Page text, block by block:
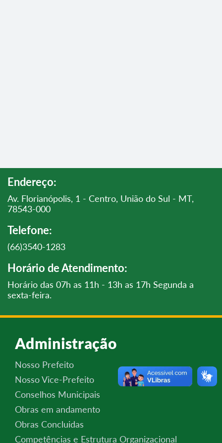
Endereço:
Av. Florianópolis, 1 - Centro, União do Sul - MT,
78543-000
Telefone:
(66)3540-1283
Horário de Atendimento:
Horário das 07h as 11h - 13h as 17h Segunda a
sexta-feira.
Administração
Nosso Prefeito
Nosso Vice-Prefeito
Conselhos Municipais
Obras em andamento
Obras Concluidas
Competências e Estrutura Organizacional